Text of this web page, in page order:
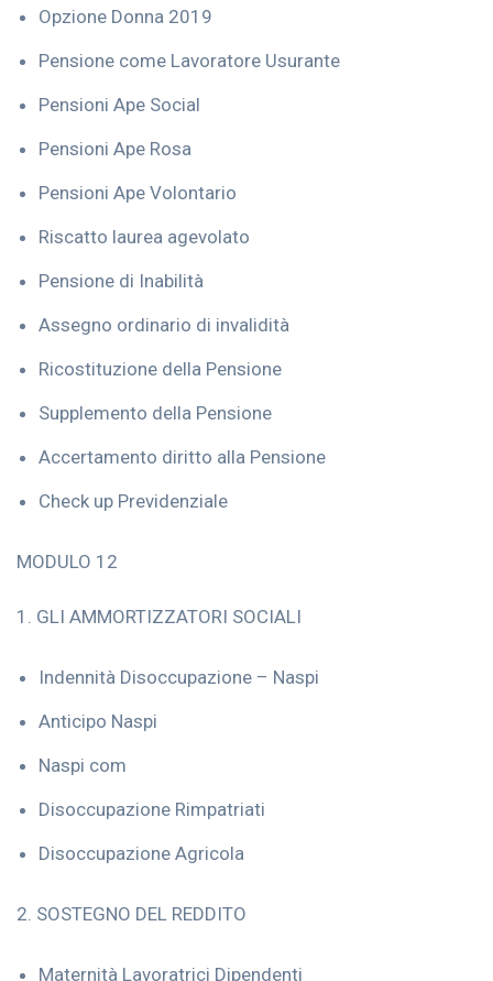
Opzione Donna 2019
Pensione come Lavoratore Usurante
Pensioni Ape Social
Pensioni Ape Rosa
Pensioni Ape Volontario
Riscatto laurea agevolato
Pensione di Inabilità
Assegno ordinario di invalidità
Ricostituzione della Pensione
Supplemento della Pensione
Accertamento diritto alla Pensione
Check up Previdenziale
MODULO 12
1. GLI AMMORTIZZATORI SOCIALI
Indennità Disoccupazione – Naspi
Anticipo Naspi
Naspi com
Disoccupazione Rimpatriati
Disoccupazione Agricola
2. SOSTEGNO DEL REDDITO
Maternità Lavoratrici Dipendenti